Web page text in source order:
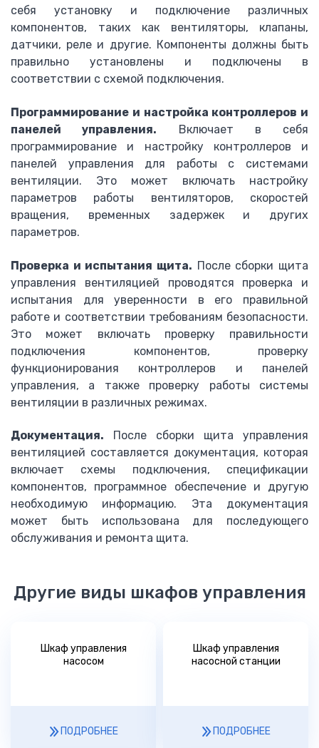
C120N
iC60N
iK60
Дифференциальный автомат DPN
Tesys D
iCT
Программирование логических контроллеров
SIEMENS
LOGO
Siemens SIMATIC S7-200
Siemens SIMATIC S7-300
Документация
Распродажа
Контакты
себя установку и подключение различных
компонентов, таких как вентиляторы, клапаны,
датчики, реле и другие. Компоненты должны быть
правильно установлены и подключены в
соответствии с схемой подключения.
Программирование и настройка контроллеров и
панелей управления. Включает в себя
программирование и настройку контроллеров и
панелей управления для работы с системами
вентиляции. Это может включать настройку
параметров работы вентиляторов, скоростей
вращения, временных задержек и других
параметров.
Проверка и испытания щита. После сборки щита
управления вентиляцией проводятся проверка и
испытания для уверенности в его правильной
работе и соответствии требованиям безопасности.
Это может включать проверку правильности
подключения компонентов, проверку
функционирования контроллеров и панелей
управления, а также проверку работы системы
вентиляции в различных режимах.
Документация. После сборки щита управления
вентиляцией составляется документация, которая
включает схемы подключения, спецификации
компонентов, программное обеспечение и другую
необходимую информацию. Эта документация
может быть использована для последующего
обслуживания и ремонта щита.
Другие виды шкафов управления
Шкаф управления
насосом
ПОДРОБНЕЕ
Шкаф управления
насосной станции
ПОДРОБНЕЕ